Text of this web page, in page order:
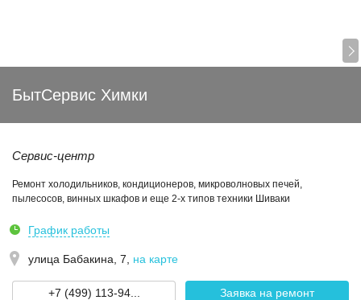
БытСервис Химки
Сервис-центр
Ремонт холодильников, кондиционеров, микроволновых печей,
пылесосов, винных шкафов и еще 2-х типов техники Шиваки
График работы
улица Бабакина, 7 на карте
+7 (499) 113-94... Заявка на ремонт